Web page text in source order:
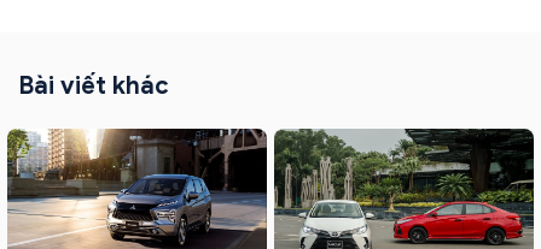
Bài viết khác